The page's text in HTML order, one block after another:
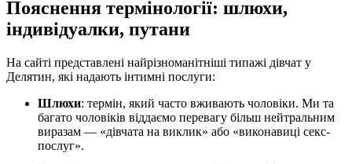
Пояснення термінології: шлюхи,
індивідуалки, путани
На сайті представлені найрізноманітніші типажі дівчат у
Делятин, які надають інтимні послуги:
Шлюхи: термін, який часто вживають чоловіки. Ми та
багато чоловіків віддаємо перевагу більш нейтральним
виразам — «дівчата на виклик» або «виконавиці секс-
послуг».